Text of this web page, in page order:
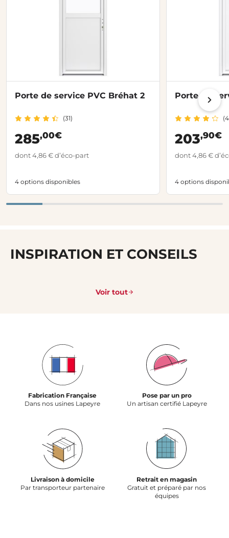
Porte de service PVC Bréhat 2
(31)
285,00€
dont 4,86 € d’éco-part
4 options disponibles
Porte de
203,90€
dont 4,86 €
4 options
INSPIRATION ET CONSEILS
Voir tout
Fabrication Française
Dans nos usines Lapeyre
Pose par un pro
Un artisan certifié Lapeyre
Livraison à domicile
Par transporteur partenaire
Retrait en magasin
Gratuit et préparé par nos
équipes